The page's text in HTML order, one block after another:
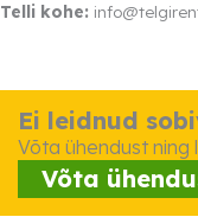
Telli kohe:
Ei leidnud
Võta ühendust ning
Võta